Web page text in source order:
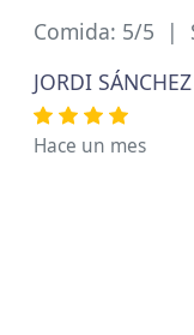
Comida: 5/5 |
JORDI SÁNCHEZ
Hace un mes